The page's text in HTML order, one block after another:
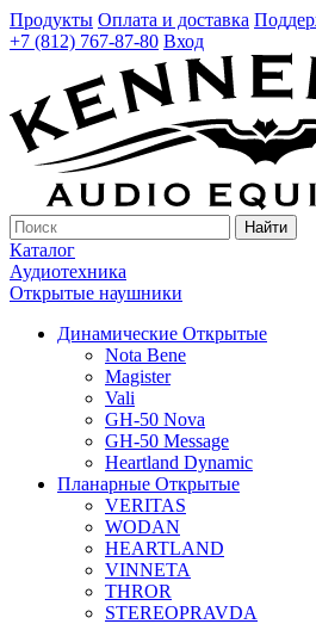
Продукты Оплата и доставка
+7 (812) 767-87-80 Вход
Найти
Каталог
Аудиотехника
Открытые наушники
Динамические Открытые
Nota Bene
Magister
Vali
GH-50 Nova
GH-50 Message
Heartland Dynamic
Планарные Открытые
VERITAS
WODAN
HEARTLAND
VINNETA
THROR
STEREOPRAVDA